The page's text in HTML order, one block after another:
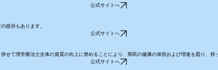
公式サイトへ
提供もあります。
公式サイトへ
て理学療法士全体の資質の向上に努めることにより、県民の健康の保持および増進を図り、
公式サイトへ